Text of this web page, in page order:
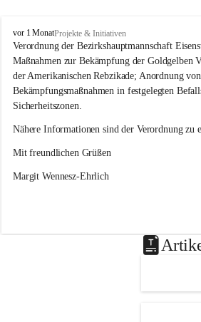
O
s
l
i
p
vor 1 MonatProjekte & Initiativen
Verordnung der Bezirkshauptmannschaft
Maßnahmen zur Bekämpfung der Goldgelben
der Amerikanischen Rebzikade; Anordnung von
Bekämpfungsmaßnahmen in festgelegten
Sicherheitszonen.
Nähere Informationen sind der Verordnung zu
Mit freundlichen Grüßen
Margit Wennesz-Ehrlich